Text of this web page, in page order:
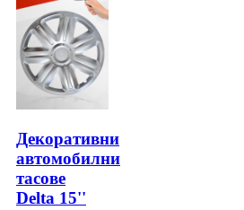
Декоративни
автомобилни
тасове
Delta 15''